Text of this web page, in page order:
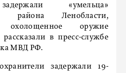
«умельца»
района Ленобласти,
охолощенное оружие
в пресс-службе
МВД РФ.
задержали 19-